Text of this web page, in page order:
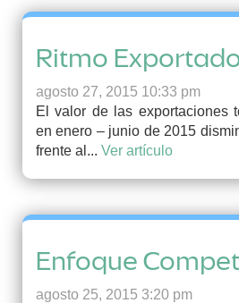
Ritmo
agosto 27, 2015 10:33 pm
El valor de las exportaciones
en enero – junio de 2015
frente al... Ver artículo
Enfoque
agosto 25, 2015 3:20 pm